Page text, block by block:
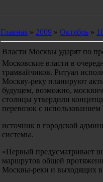
Главная » 2009 » Октябрь »
Власти Москвы ударят по
Московские власти в
трамвайчиков. Ритуал
Москву-реку планируют
будущем, возможно,
столицы утвердили
перевозок с
источник в городской
системы.
«Первый предусматривает
маршрутов общей
Москвы-реки и выходящих